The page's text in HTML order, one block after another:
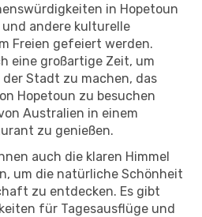
in Hopetoun
andere kulturelle
Freien gefeiert werden.
eine großartige Zeit, um
Stadt zu machen, das
Hopetoun zu besuchen
Australien in einem
zu genießen.
auch die klaren Himmel
um die natürliche Schönheit
zu entdecken. Es gibt
für Tagesausflüge und